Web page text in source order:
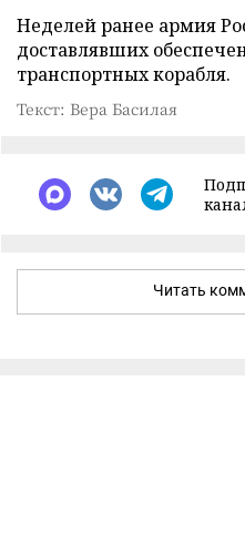
Неделей ранее армия
доставлявших
транспортных корабля.
Текст: Вера Басилая
Читать